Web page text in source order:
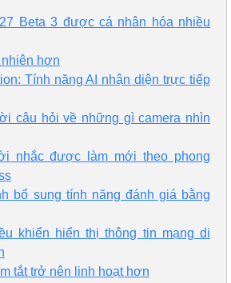
Beta 3 được cá nhân hóa nhiều
hơn
Tính năng AI nhận diện trực tiếp
câu hỏi về những gì camera nhìn
nhắc được làm mới theo phong
bổ sung tính năng đánh giá bằng
khiển hiển thị thông tin mạng di
tắt trở nên linh hoạt hơn